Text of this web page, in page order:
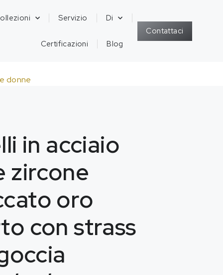
Servizio Di
Certificazioni Blog
Contattaci
donne
in acciaio
zircone
oro
con strass